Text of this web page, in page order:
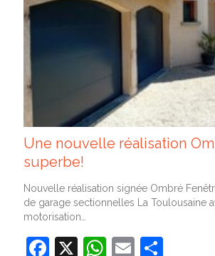
Une nouvelle réalisation
superbe!
Nouvelle réalisation signée Ombré
de garage sectionnelles La Toulousaine
motorisation…
Facebook
X WhatsApp
Email